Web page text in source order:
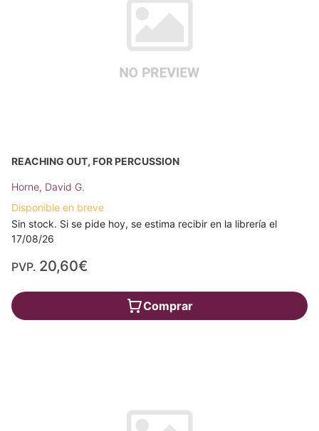
REACHING OUT, FOR PERCUSSION
Horne, David G.
Disponible en breve
Sin stock. Si se pide hoy, se estima recibir en la librería el
17/08/26
PVP. 20,60€
Comprar